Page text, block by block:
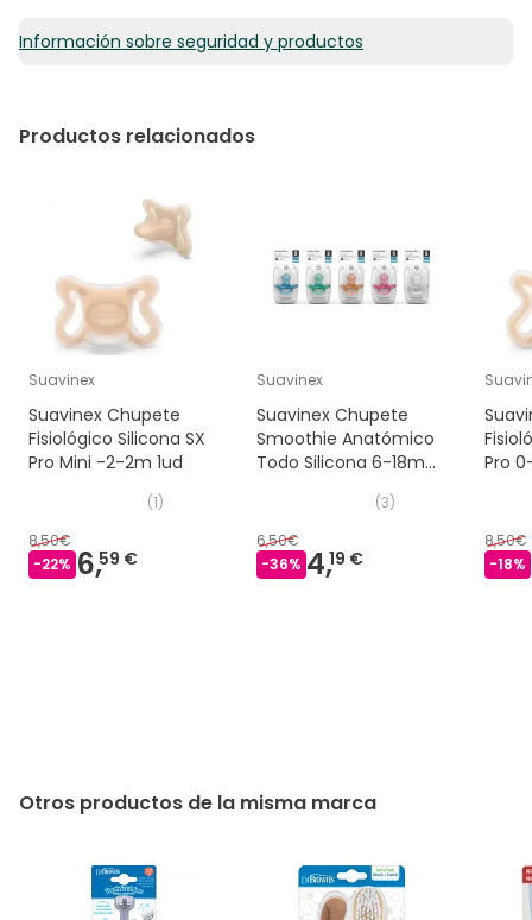
Información sobre seguridad y productos
Productos relacionados
Suavinex
Suavinex Chupete
Fisiológico Silicona SX
Pro Mini -2-2m 1ud
(1)
8,50€
-22% 6,59 €
Suavinex
Suavinex Chupete
Smoothie Anatómico
Todo Silicona 6-18m
(3)
6,50€
-36% 4,19 €
Pro
8,50€
-18%
Otros productos de la misma marca